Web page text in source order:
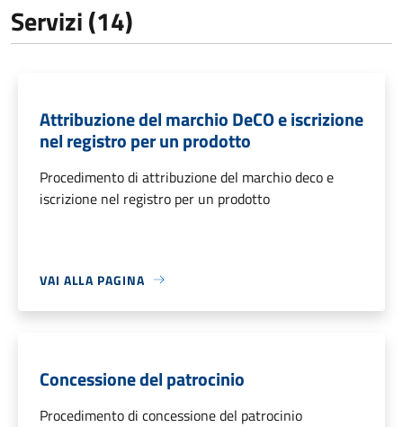
Servizi (14)
Attribuzione del marchio DeCO e iscrizione
nel registro per un prodotto
Procedimento di attribuzione del marchio deco e
iscrizione nel registro per un prodotto
VAI ALLA PAGINA
Concessione del patrocinio
Procedimento di concessione del patrocinio